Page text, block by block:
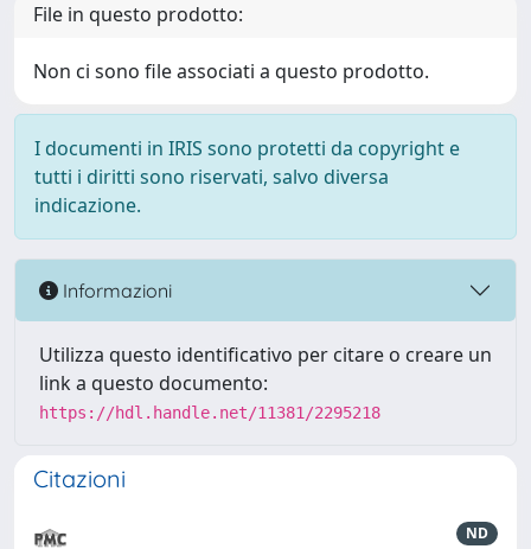
File in questo prodotto:
Non ci sono file associati a questo prodotto.
I documenti in IRIS sono protetti da copyright e
tutti i diritti sono riservati, salvo diversa
indicazione.
Informazioni
Utilizza questo identificativo per citare o creare un
link a questo documento:
https://hdl.handle.net/11381/2295218
Citazioni
ND